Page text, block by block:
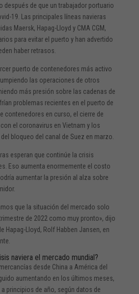
después de que un trabajador portuario
19. Las principales líneas navieras
Maersk, Hapag-Lloyd y CMA CGM,
para evitar el puerto y han advertido
haber retrasos.
puerto de contenedores más activo
las operaciones de otros
más presión sobre las cadenas de
problemas recientes en el puerto de
contenedores en curso, el cierre de
el coronavirus en Vietnam y los
bloqueo del canal de Suez en marzo.
esperan que continúe la crisis
Eso aumenta enormemente el costo
aumentar la presión al alza sobre
que la situación del mercado solo
de 2022 como muy pronto», dijo
Hapag-Lloyd, Rolf Habben Jansen, en
naviera el mercado mundial?
desde China a América del
aumentando en los últimos meses,
a principios de año, según datos de